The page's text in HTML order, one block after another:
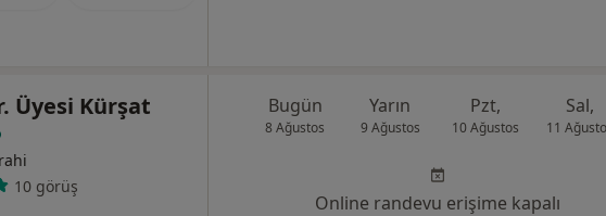
Üyesi Kürşat
10 görüş
Bugün
8 Ağustos
Yarın
9 Ağustos
Pzt,
10 Ağustos
Sal,
11
Online randevu erişime kapalı